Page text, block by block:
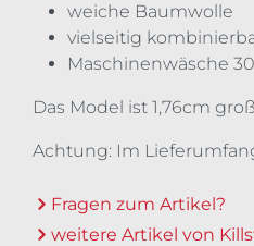
weiche Baumwolle
vielseitig
Maschinenwäsche
Das Model ist 1,76cm
Achtung: Im
Fragen zum Artikel?
weitere Artikel von